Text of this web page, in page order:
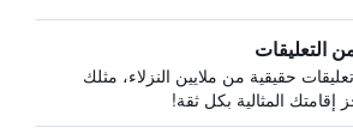
التعليقات
حقيقية من ملايين النزلاء، مثلك
إقامتك المثالية بكل ثقة!